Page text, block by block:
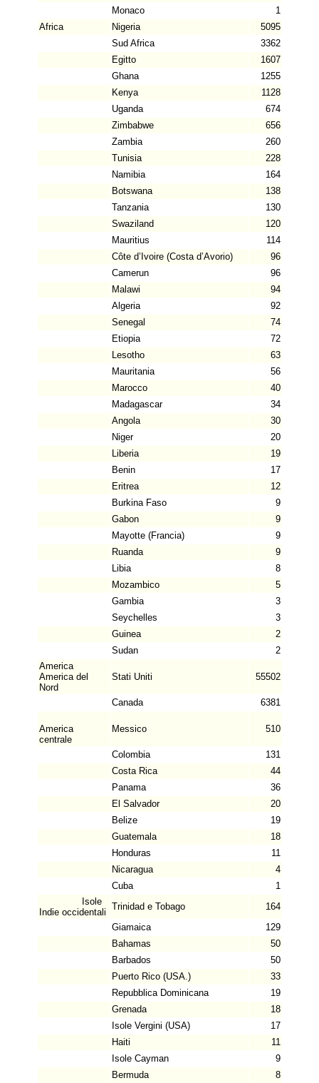
Monaco
1
Africa
Nigeria
5095
Sud Africa
3362
Egitto
1607
Ghana
1255
Kenya
1128
Uganda
674
Zimbabwe
656
Zambia
260
Tunisia
228
Namibia
164
Botswana
138
Tanzania
130
Swaziland
120
Mauritius
114
Côte d’Ivoire (Costa d’Avorio)
96
Camerun
96
Malawi
94
Algeria
92
Senegal
74
Etiopia
72
Lesotho
63
Mauritania
56
Marocco
40
Madagascar
34
Angola
30
Niger
20
Liberia
19
Benin
17
Eritrea
12
Burkina Faso
9
Gabon
9
Mayotte (Francia)
9
Ruanda
9
Libia
8
Mozambico
5
Gambia
3
Seychelles
3
Guinea
2
Sudan
2
America
America del
Nord
Stati Uniti 55502
Canada 6381
America
centrale
Messico 510
Colombia
131
Costa Rica
44
Panama
36
El Salvador
20
Belize
19
Guatemala
18
Honduras
11
Nicaragua
4
Cuba
1
Isole
Indie occidentali
Trinidad e Tobago
164
Giamaica
129
Bahamas
50
Barbados
50
Puerto Rico (USA.)
33
Repubblica Dominicana
19
Grenada
18
Isole Vergini (USA)
17
Haiti
11
Isole Cayman
9
Bermuda
8